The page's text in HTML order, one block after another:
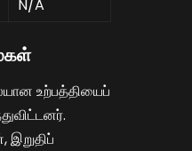
N/A
உற்பத்தியைப்
இறுதிப்